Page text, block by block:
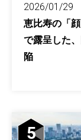
2026/01/29
恵比寿の「
で露呈した
陥
5